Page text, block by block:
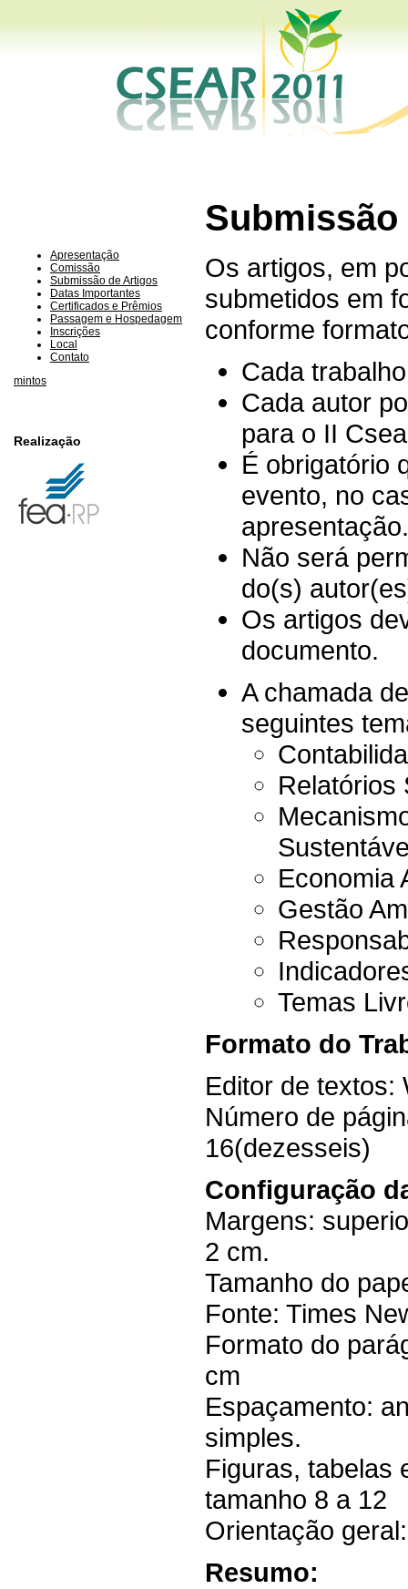
Apresentação
Comissão
Submissão de Artigos
Datas Importantes
Certificados e Prêmios
Passagem e Hospedagem
Inscrições
Local
Contato
mintos
Realização
Os artigos, em
submetidos em
conforme
Cada
Cada autor
para o II
É obrigatório
evento, no
Não será
do(s)
Os artigos
documento.
A chamada
seguintes
Relatórios
Economia
Gestão
Temas
Formato do
Editor de
Número de
16(dezesseis)
Configuração
Margens:
2 cm.
Tamanho do
Fonte: Times
Formato do
cm
Espaçamento:
simples.
Figuras, tabelas
tamanho 8 a 12
Orientação
Resumo: